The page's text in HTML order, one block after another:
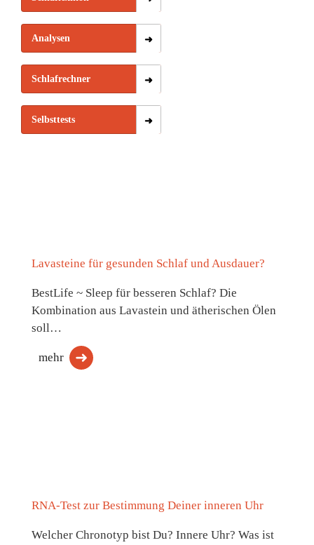
Analysen
Schlafrechner
Selbsttests
Lavasteine für gesunden Schlaf und Ausdauer?
BestLife ~ Sleep für besseren Schlaf? Die
Kombination aus Lavastein und ätherischen Ölen
soll…
mehr
RNA-Test zur Bestimmung Deiner inneren Uhr
Welcher Chronotyp bist Du? Innere Uhr? Was ist